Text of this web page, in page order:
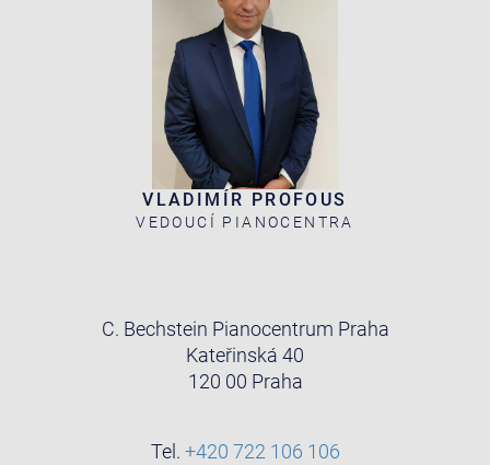
VLADIMÍR PROFOUS
VEDOUCÍ PIANOCENTRA
C. Bechstein Pianocentrum Praha
Kateřinská 40
120 00 Praha
Tel. +420 722 106 106